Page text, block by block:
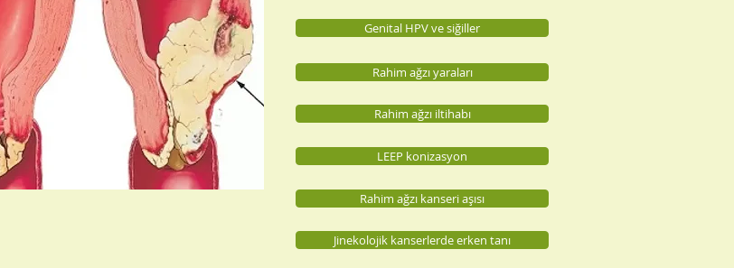
Genital HPV ve siğiller
Rahim ağzı yaraları
Rahim ağzı iltihabı
LEEP konizasyon
Rahim ağzı kanseri aşısı
Jinekolojik kanserlerde erken tanı